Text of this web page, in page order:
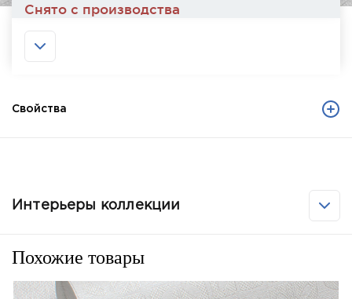
Снято с производства
Свойства
Интерьеры коллекции
Похожие товары